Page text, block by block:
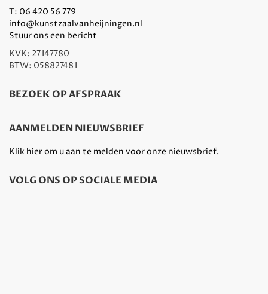
T: 06 420 56 779
info@kunstzaalvanheijningen.nl
Stuur ons een bericht
KVK: 27147780
BTW: 058827481
BEZOEK OP AFSPRAAK
AANMELDEN NIEUWSBRIEF
Klik hier om u aan te melden voor onze nieuwsbrief.
VOLG ONS OP SOCIALE MEDIA